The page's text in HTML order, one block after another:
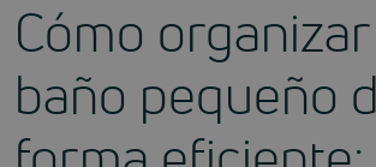
Cómo
baño pequeño